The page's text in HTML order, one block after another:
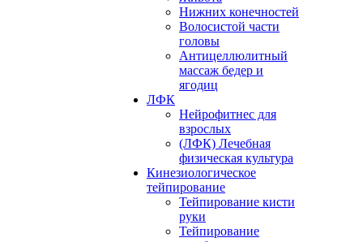
Нижних конечностей
Волосистой части
головы
Антицеллюлитный
массаж бедер и
ягодиц
ЛФК
Нейрофитнес для
взрослых
(ЛФК) Лечебная
физическая культура
Кинезиологическое
тейпирование
Тейпирование кисти
руки
Тейпирование